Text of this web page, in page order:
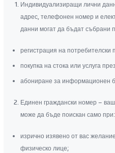
Индивидуализиращи лични
адрес, телефонен номер и
данни могат да бъдат събрани
регистрация на
покупка на стока или услуга
абониране за информационен
Единен граждански номер –
може да бъде поискан само при:
изрично изявено от вас
физическо лице;